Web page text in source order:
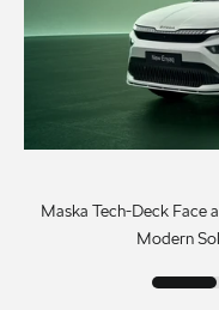
Maska Tech-Deck Face
Modern